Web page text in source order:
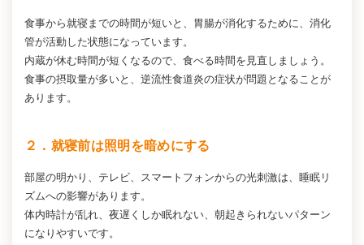
食事から就寝までの時間が短いと、胃腸が消化するために、消化
管が活動した状態になっています。
内蔵が休む時間が短くなるので、食べる時間を見直しましょう。
食事の摂取量が多いと、逆流性食道炎の症状が問題となることが
あります。
２．就寝前は照明を暗めにする
部屋の明かり、テレビ、スマートフォンからの光刺激は、睡眠リ
ズムへの影響があります。
体内時計が乱れ、夜遅くしか眠れない、朝起きられないパターン
になりやすいです。